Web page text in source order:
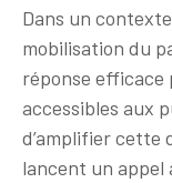
Dans un
mobilisation du
réponse efficace
accessibles aux
d’amplifier cette
lancent un appel